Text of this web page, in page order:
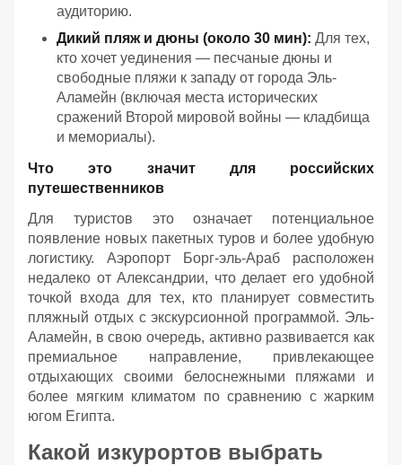
аудиторию.
Дикий пляж и дюны (около 30 мин): Для тех,
кто хочет уединения — песчаные дюны и
свободные пляжи к западу от города Эль-
Аламейн (включая места исторических
сражений Второй мировой войны — кладбища
и мемориалы).
Что это значит для российских
путешественников
Для туристов это означает потенциальное
появление новых пакетных туров и более удобную
логистику. Аэропорт Борг-эль-Араб расположен
недалеко от Александрии, что делает его удобной
точкой входа для тех, кто планирует совместить
пляжный отдых с экскурсионной программой. Эль-
Аламейн, в свою очередь, активно развивается как
премиальное направление, привлекающее
отдыхающих своими белоснежными пляжами и
более мягким климатом по сравнению с жарким
югом Египта.
Какой изкурортов выбрать